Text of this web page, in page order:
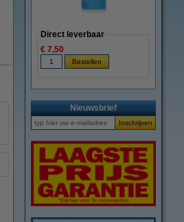
Direct leverbaar
€ 7,50
Nieuwsbrief